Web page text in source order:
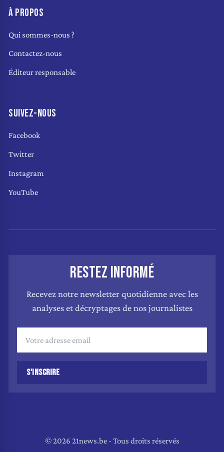
À PROPOS
Qui sommes-nous ?
Contactez-nous
Éditeur responsable
SUIVEZ-NOUS
Facebook
Twitter
Instagram
YouTube
RESTEZ INFORMÉ
Recevez notre newsletter quotidienne avec les
analyses et décryptages de nos journalistes
S'INSCRIRE
© 2026 21news.be - Tous droits réservés